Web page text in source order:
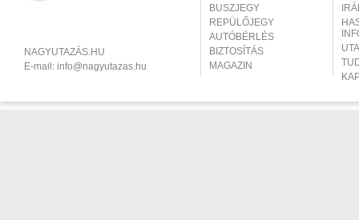
NAGYUTAZÁS.HU
E-mail: info@nagyutazas.hu
BUSZJEGY
REPÜLŐJEGY
AUTÓBÉRLÉS
BIZTOSÍTÁS
MAGAZIN